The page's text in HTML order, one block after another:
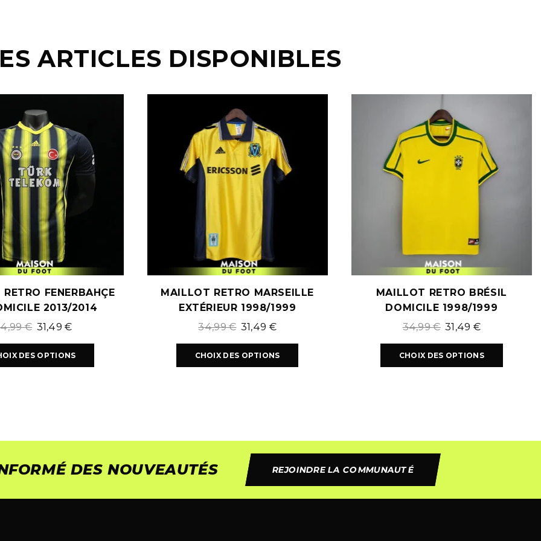
ARTICLES DISPONIBLES
FENERBAHÇE
2013/2014
€ 31,49€
DES OPTIONS
MAILLOT RETRO MARSEILLE
EXTÉRIEUR 1998/1999
34,99€ 31,49 €
CHOIX DES OPTIONS
MAILLOT RETRO BRÉSIL
DOMICILE 1998/1999
34,99€ 31,49 €
CHOIX DES OPTIONS
DES NOUVEAUTÉS REJOINDRE LA COMMUNAUTÉ